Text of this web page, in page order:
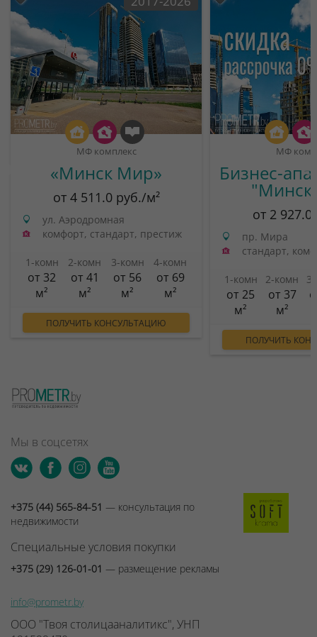
МФ комплекс
«Минск Мир»
от 4 511.0 руб./м²
ул. Аэродромная
комфорт, стандарт, престиж
1-комн
от 32
м²
2-комн
от 41
м²
3-комн
от 56
м²
4-комн
от 69
м²
ПОЛУЧИТЬ КОНСУЛЬТАЦИЮ
МФ
Бизнес-
от 2
пр. Мира
стандарт,
1-комн
от 25
м²
2-комн
от 37
м²
ПОЛУЧИТЬ
Мы в соцсетях
+375 (44) 565-84-51 — консультация по
недвижимости
Специальные условия покупки
+375 (29) 126-01-01 — размещение рекламы
info@prometr.by
ООО "Твоя столицааналитикс", УНП